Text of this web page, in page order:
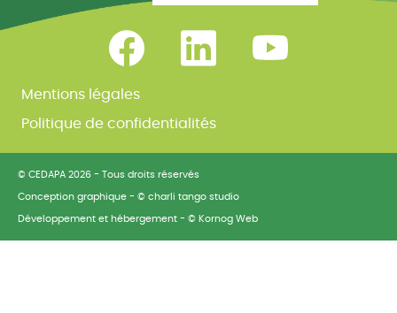
Retrouvez-nous sur Facebook
Retrouvez-nous sur
Retrouvez-
Mentions légales
Politique de confidentialités
© CEDAPA 2026 - Tous droits réservés
Conception graphique - © charli tango studio
Développement et hébergement - © Kornog Web